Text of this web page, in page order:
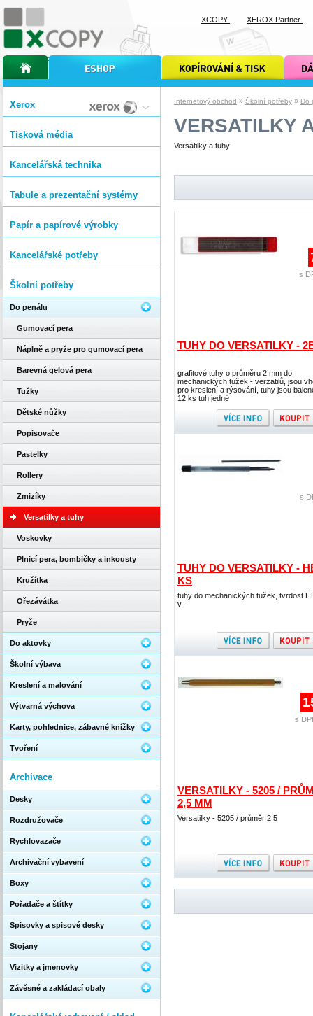
Internetový obchod » Školní potřeby » Do
VERSATILKY
Versatilky a tuhy
TUHY DO VERSATILKY -
grafitové tuhy o průměru 2 mm do
mechanických tužek - verzatilů, jsou
pro kreslení a rýsování, tuhy jsou
12 ks tuh jedné
s
TUHY DO VERSATILKY -
KS
tuhy do mechanických tužek, tvrdost
v
s
VERSATILKY - 5205 /
2,5 MM
Versatilky - 5205 / průměr 2,5
s
Xerox
Tisková média
Kancelářská technika
Tabule a prezentační systémy
Papír a papírové výrobky
Kancelářské potřeby
Školní potřeby
Do penálu
Gumovací pera
Náplně a pryže pro gumovací pera
Barevná gelová pera
Tužky
Dětské nůžky
Popisovače
Pastelky
Rollery
Zmizíky
Versatilky a tuhy
Voskovky
Plnicí pera, bombičky a inkousty
Kružítka
Ořezávátka
Pryže
Do aktovky
Školní výbava
Kreslení a malování
Výtvarná výchova
Karty, pohlednice, zábavné knížky
Tvoření
Archivace
Desky
Rozdružovače
Rychlovazače
Archivační vybavení
Boxy
Pořadače a štítky
Spisovky a spisové desky
Stojany
Vizitky a jmenovky
Závěsné a zakládací obaly
úvodní stránka xcopyinternetový obchod xcopy kopírování a tisk xcopy dárkové
XCOPY XEROX Partner